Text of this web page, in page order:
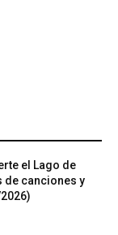
el Lago de
de canciones y